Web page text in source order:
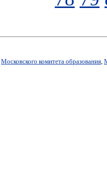
Московского комитета образования,